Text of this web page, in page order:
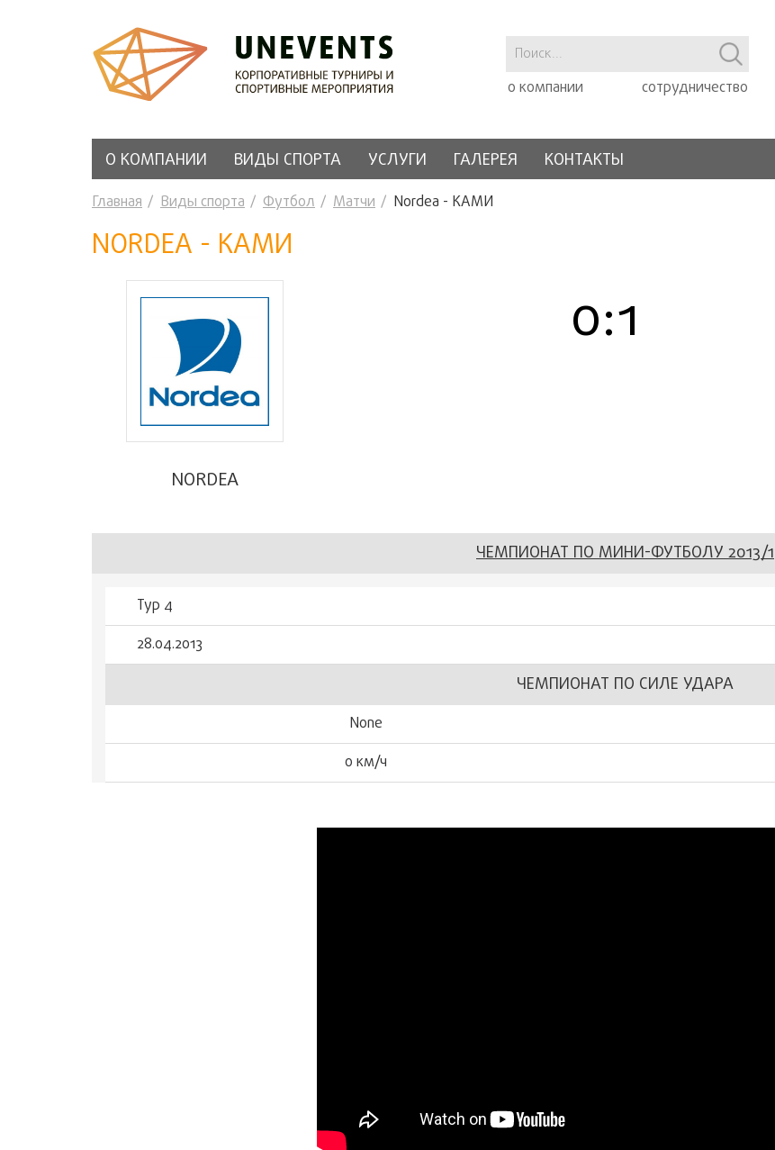
о компании сотрудничество
О КОМПАНИИ ВИДЫ СПОРТА УСЛУГИ ГАЛЕРЕЯ КОНТАКТЫ
Главная Виды спорта Футбол Матчи Nordea - КАМИ
NORDEA - КАМИ
NORDEA
0:1
ЧЕМПИОНАТ ПО МИНИ-ФУТБОЛУ 2013/1
Тур 4
28.04.2013
ЧЕМПИОНАТ ПО СИЛЕ УДАРА
None
0 км/ч